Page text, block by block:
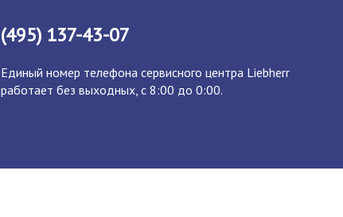
(495) 137-43-07
Единый номер телефона сервисного центра Liebherr
работает без выходных, с 8:00 до 0:00.